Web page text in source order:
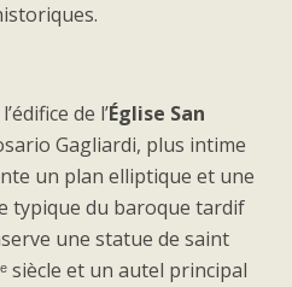
de l’Église San
Gagliardi, plus intime
un plan elliptique et une
typique du baroque tardif
une statue de saint
siècle et un autel principal